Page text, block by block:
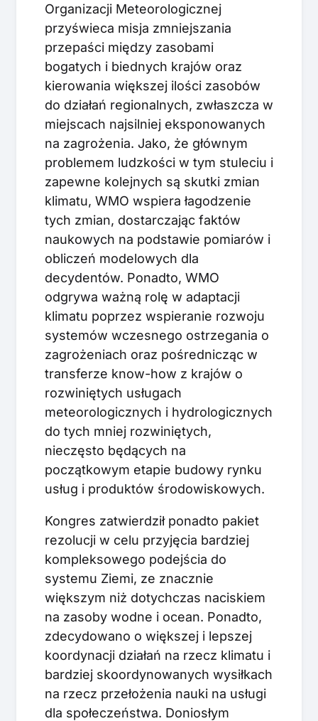
Organizacji Meteorologicznej
przyświeca misja zmniejszania
przepaści między zasobami
bogatych i biednych krajów oraz
kierowania większej ilości zasobów
do działań regionalnych, zwłaszcza w
miejscach najsilniej eksponowanych
na zagrożenia. Jako, że głównym
problemem ludzkości w tym stuleciu i
zapewne kolejnych są skutki zmian
klimatu, WMO wspiera łagodzenie
tych zmian, dostarczając faktów
naukowych na podstawie pomiarów i
obliczeń modelowych dla
decydentów. Ponadto, WMO
odgrywa ważną rolę w adaptacji
klimatu poprzez wspieranie rozwoju
systemów wczesnego ostrzegania o
zagrożeniach oraz pośrednicząc w
transferze know-how z krajów o
rozwiniętych usługach
meteorologicznych i hydrologicznych
do tych mniej rozwiniętych,
nieczęsto będących na
początkowym etapie budowy rynku
usług i produktów środowiskowych.
Kongres zatwierdził ponadto pakiet
rezolucji w celu przyjęcia bardziej
kompleksowego podejścia do
systemu Ziemi, ze znacznie
większym niż dotychczas naciskiem
na zasoby wodne i ocean. Ponadto,
zdecydowano o większej i lepszej
koordynacji działań na rzecz klimatu i
bardziej skoordynowanych wysiłkach
na rzecz przełożenia nauki na usługi
dla społeczeństwa. Doniosłym